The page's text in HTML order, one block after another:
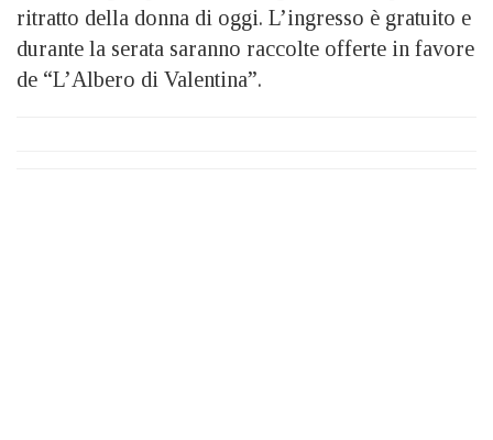
ritratto della donna di oggi. L’ingresso è gratuito e
durante la serata saranno raccolte offerte in favore
de “L’Albero di Valentina”.